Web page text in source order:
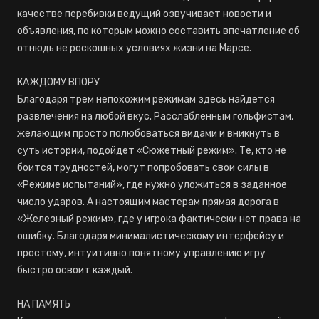
качестве перебивки ведущий озвучивает новости и
объявления, по которым можно составить впечатление об
отнюдь не роскошных условиях жизни на Марсе.
КАЖДОМУ ВПОРУ
Благодаря трем непохожим режимам здесь найдется
развлечения на любой вкус. Расслабленным гольфистам,
желающим просто полюбоваться видами и вникнуть в
суть истории, подойдет «Сюжетный режим». Те, кто не
боится трудностей, могут попробовать свои силы в
«Режиме испытаний», где нужно уложиться в заданное
число ударов. А настоящим мастерам прямая дорога в
«Железный режим», где у игрока фактически нет права на
ошибку. Благодаря минималистическому интерфейсу и
простому, интуитивно понятному управлению игру
быстро освоит каждый.
НА ПАМЯТЬ